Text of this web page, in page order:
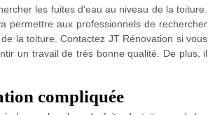
les fuites d'eau au niveau de la toiture.
permettre aux professionnels de rechercher
la toiture. Contactez JT Rénovation si vous
un travail de très bonne qualité. De plus, il
compliquée